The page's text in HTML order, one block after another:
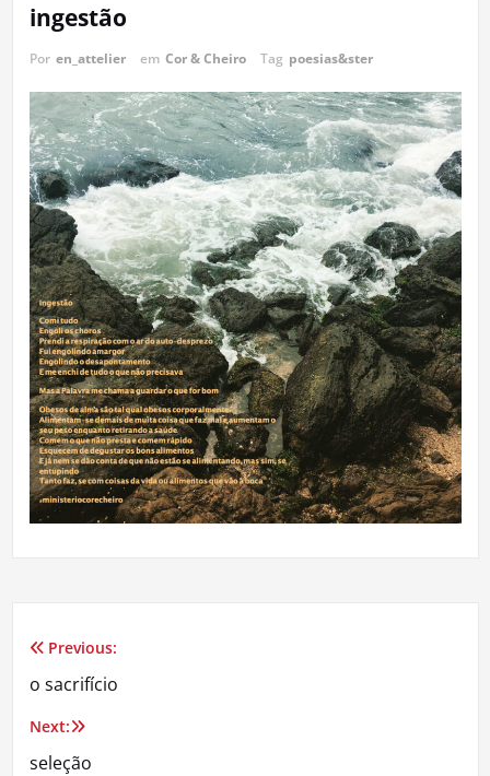
ingestão
Por en_attelier em Cor & Cheiro Tag poesias&ster
Navegação
de
Post
Previous:
o sacrifício
Next:
seleção